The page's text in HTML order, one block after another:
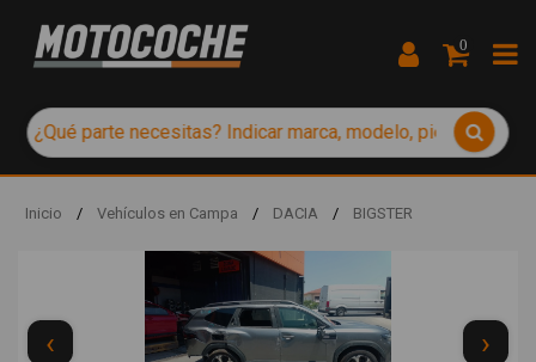
0
Inicio / Vehículos en Campa / DACIA / BIGSTER
‹ ›